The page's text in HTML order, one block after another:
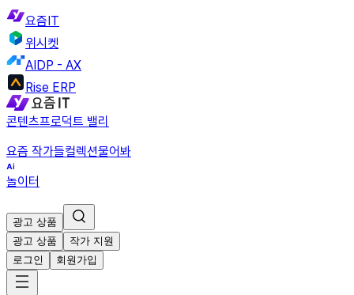
요즘IT
위시켓
AIDP - AX
Rise ERP
콘텐츠프로덕트 밸리
요즘 작가들컬렉션물어봐
놀이터
광고 상품
광고 상품
작가 지원
로그인
회원가입